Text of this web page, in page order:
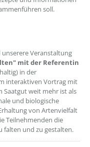
soll.
unserere Veranstaltung
mit der Referentin
in der
interaktiven Vortrag mit
Saatgut weit mehr ist als
und biologische
von Artenvielfalt
Teilnehmenden die
falten und zu gestalten.